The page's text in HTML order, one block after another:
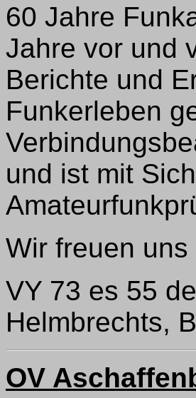
60 Jahre
Jahre vor und
Berichte und
Funkerleben
und ist mit
Wir freuen
VY 73 es 55
Helmbrechts,
OV